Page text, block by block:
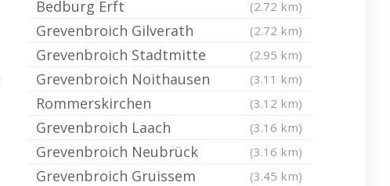
Bedburg Erft (2.72 km)
Grevenbroich Gilverath (2.72 km)
Grevenbroich Stadtmitte (2.95 km)
Grevenbroich Noithausen (3.11 km)
Rommerskirchen (3.12 km)
Grevenbroich Laach (3.16 km)
Grevenbroich Neubrück (3.16 km)
Grevenbroich Gruissem (3.45 km)